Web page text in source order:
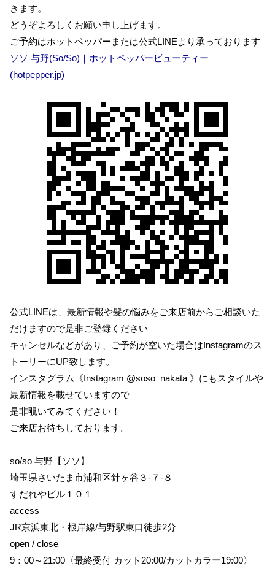
きます。
どうぞよろしくお願い申し上げます。
ご予約はホットペッパーまたは公式LINEより承っております
ソソ 与野(So/So)｜ホットペッパービューティー
(hotpepper.jp)
公式LINEは、最新情報や髪の悩みをご来店前からご相談いた
だけますので是非ご登録ください
キャンセルなどがあり、ご予約が空いた場合はInstagramのス
トーリーにUP致します。
インスタグラム《Instagram @soso_nakata 》にもスタイルや
最新情報を載せていますので
是非覗いてみてください！
ご来店お待ちしております。
———
so/so 与野【ソソ】
埼玉県さいたま市浦和区針ヶ谷３-７-８
すだれやビル１０１
access
JR京浜東北・根岸線/与野駅東口徒歩2分
open / close
9：00～21:00〈最終受付 カット20:00/カットカラー19:00〉